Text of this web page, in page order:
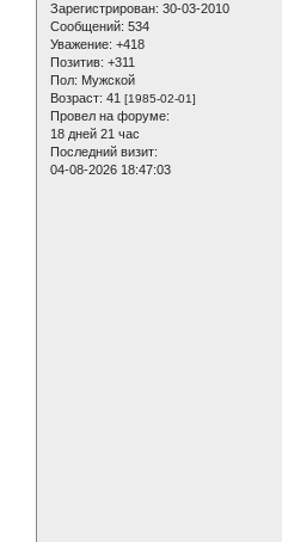
Зарегистрирован: 30-03-2010
Сообщений: 534
Уважение: +418
Позитив: +311
Пол: Мужской
Возраст: 41 [1985-02-01]
Провел на форуме:
18 дней 21 час
Последний визит:
04-08-2026 18:47:03